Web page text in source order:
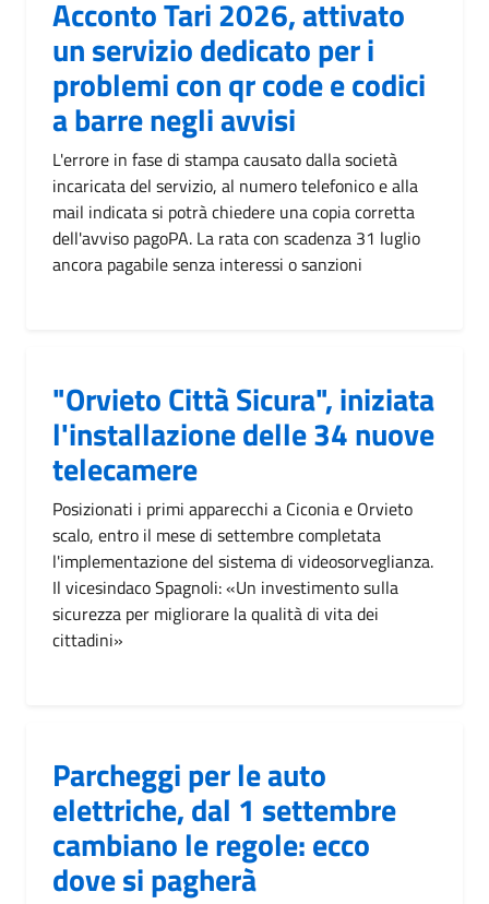
Acconto Tari 2026, attivato
un servizio dedicato per i
problemi con qr code e codici
a barre negli avvisi
L'errore in fase di stampa causato dalla società
incaricata del servizio, al numero telefonico e alla
mail indicata si potrà chiedere una copia corretta
dell'avviso pagoPA. La rata con scadenza 31 luglio
ancora pagabile senza interessi o sanzioni
"Orvieto Città Sicura", iniziata
l'installazione delle 34 nuove
telecamere
Posizionati i primi apparecchi a Ciconia e Orvieto
scalo, entro il mese di settembre completata
l'implementazione del sistema di videosorveglianza.
Il vicesindaco Spagnoli: «Un investimento sulla
sicurezza per migliorare la qualità di vita dei
cittadini»
Parcheggi per le auto
elettriche, dal 1 settembre
cambiano le regole: ecco
dove si pagherà